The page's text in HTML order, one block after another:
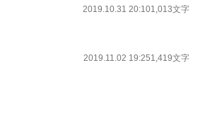
2019.10.31 20:101,013文字
2019.11.02 19:251,419文字